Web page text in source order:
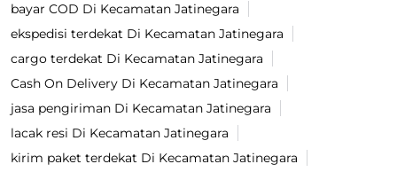
bayar COD Di Kecamatan Jatinegara
ekspedisi terdekat Di Kecamatan Jatinegara
cargo terdekat Di Kecamatan Jatinegara
Cash On Delivery Di Kecamatan Jatinegara
jasa pengiriman Di Kecamatan Jatinegara
lacak resi Di Kecamatan Jatinegara
kirim paket terdekat Di Kecamatan Jatinegara